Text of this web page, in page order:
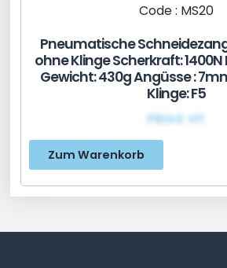
Code : MS20
Pneumatische
ohne Klinge Scherkraft:
Gewicht: 430g Angüsse :
Klinge: F5
PRIX€ HT
Zum Warenkorb